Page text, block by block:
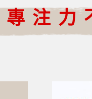
專注